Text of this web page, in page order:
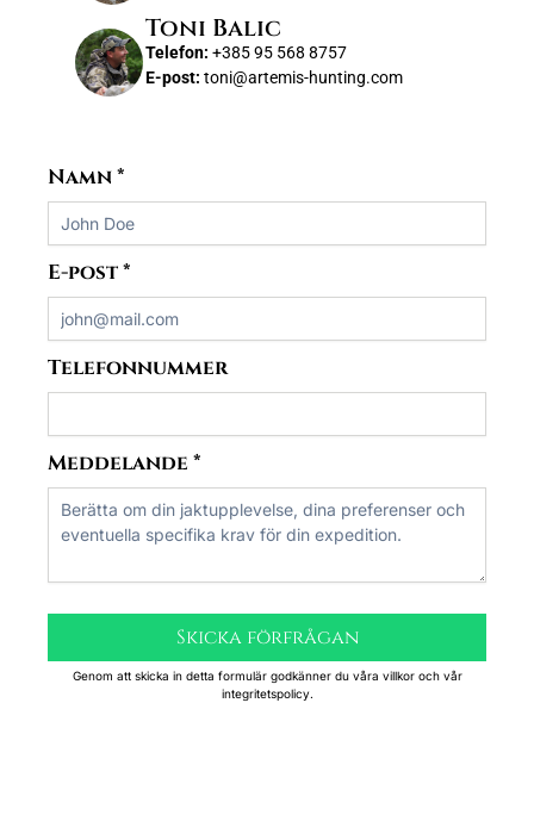
Toni Balic
Telefon: +385 95 568 8757
E-post: toni@artemis-hunting.com
Namn*
E-post*
Telefonnummer
Meddelande*
Skicka förfrågan
Genom att skicka in detta formulär godkänner du våra villkor och vår
integritetspolicy.